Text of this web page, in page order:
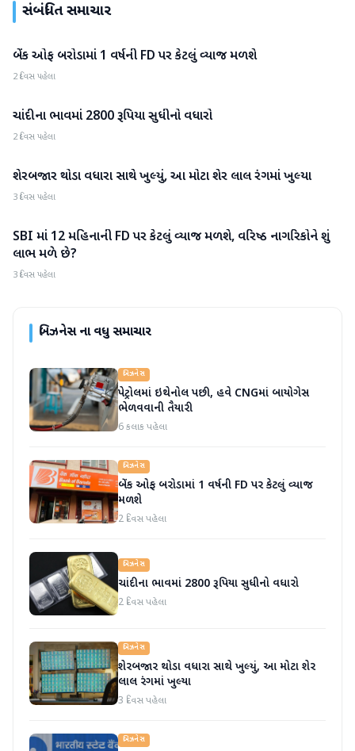
સંબંધિત સમાચાર
બિઝનેસ
બેંક ઓફ બરોડામાં 1 વર્ષની FD પર કેટલું વ્યાજ મળશે
2 દિવસ પહેલા
બિઝનેસ
ચાંદીના ભાવમાં 2800 રૂપિયા સુધીનો વધારો
2 દિવસ પહેલા
બિઝનેસ
શેરબજાર થોડા વધારા સાથે ખુલ્યું, આ મોટા શેર લાલ રંગમાં ખુલ્યા
3 દિવસ પહેલા
બિઝનેસ
SBI માં 12 મહિનાની FD પર કેટલું વ્યાજ મળશે, વરિષ્ઠ નાગરિકોને શું
લાભ મળે છે?
3 દિવસ પહેલા
બિઝનેસના વધુ સમાચાર
બિઝનેસ
પેટ્રોલમાં ઇથેનોલ પછી, હવે CNGમાં બાયોગેસ
ભેળવવાની તૈયારી
6 કલાક પહેલા
બિઝનેસ
બેંક ઓફ બરોડામાં 1 વર્ષની FD પર કેટલું વ્યાજ
મળશે
2 દિવસ પહેલા
બિઝનેસ
ચાંદીના ભાવમાં 2800 રૂપિયા સુધીનો વધારો
2 દિવસ પહેલા
બિઝનેસ
શેરબજાર થોડા વધારા સાથે ખુલ્યું, આ મોટા શેર
લાલ રંગમાં ખુલ્યા
3 દિવસ પહેલા
બિઝનેસ